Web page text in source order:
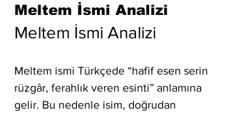
Meltem İsmi Analizi
Meltem İsmi Analizi
Meltem ismi Türkçede “hafif esen serin
rüzgâr, ferahlık veren esinti” anlamına
gelir. Bu nedenle isim, doğrudan